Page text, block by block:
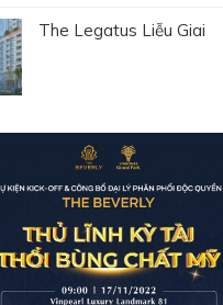
The Legatus Liễu Giai